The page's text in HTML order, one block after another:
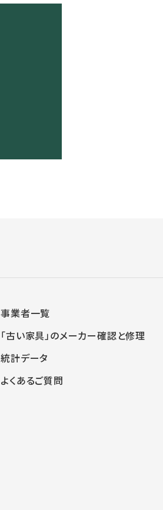
事業者一覧
「古い家具」のメーカー確認と修理
統計データ
よくあるご質問